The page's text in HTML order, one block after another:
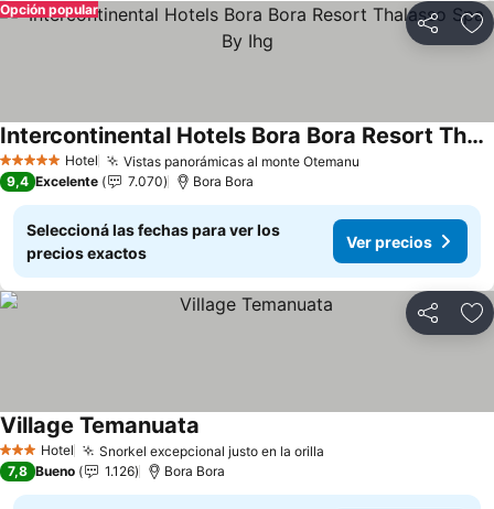
Compartir
Opción popular
5 Estrellas Hotel Vistas panorámicas al monte Otemanu
Intercontinental Hotels Bora Bora Resort Thalasso Spa By Ihg
Ver precios
9,4 Excelente 7.070 Bora Bora
Seleccioná las fechas para ver los
precios exactos
Ver precios
Compartir
3 Estrellas
Hotel Snorkel excepcional justo en la orilla
Village Temanuata
7,8 Bueno 1.126 Bora Bora